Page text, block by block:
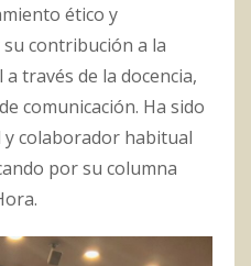
ético y
contribución a la
través de la docencia,
comunicación. Ha sido
colaborador habitual
por su columna